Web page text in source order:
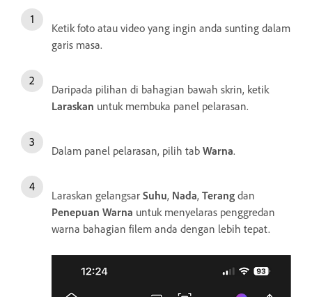
Ketik foto atau video yang ingin anda sunting dalam
garis masa.
Daripada pilihan di bahagian bawah skrin, ketik
Laraskan untuk membuka panel pelarasan.
Dalam panel pelarasan, pilih tab Warna.
Laraskan gelangsar Suhu, Nada, Terang dan
Penepuan Warna untuk menyelaras penggredan
warna bahagian filem anda dengan lebih tepat.